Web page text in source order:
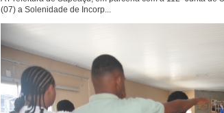
(07) a Solenidade de Incorp...